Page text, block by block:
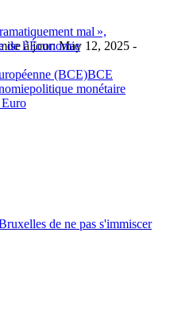
mal »,
de l’Économie
à jour: May 12, 2025 -
(BCE)BCE
politique monétaire
de ne pas s'immiscer